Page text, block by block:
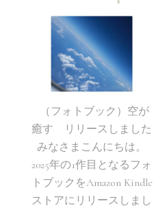
（フォトブック）空が
癒す リリースしました
みなさまこんにちは。
2025年の1作目となるフォ
トブックをAmazon Kindle
ストアにリリースしまし